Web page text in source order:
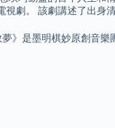
視劇。 該劇講述了出身
是墨明棋妙原創音